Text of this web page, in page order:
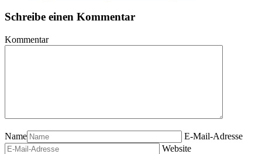
Schreibe einen Kommentar
Kommentar
Name
E-Mail-Adresse
Website